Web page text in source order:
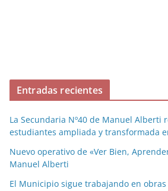
Entradas recientes
La Secundaria Nº40 de Manuel Alberti
estudiantes ampliada y transformada
Nuevo operativo de «Ver Bien,
Manuel Alberti
El Municipio sigue trabajando en